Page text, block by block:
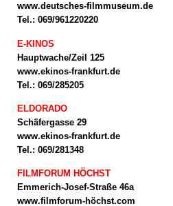
www.deutsches-filmmuseum.de
Tel.: 069/961220220
E-KINOS
Hauptwache/Zeil 125
www.ekinos-frankfurt.de
Tel.: 069/285205
ELDORADO
Schäfergasse 29
www.ekinos-frankfurt.de
Tel.: 069/281348
FILMFORUM HÖCHST
Emmerich-Josef-Straße 46a
www.filmforum-höchst.com